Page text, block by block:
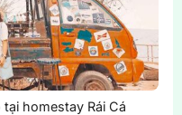
homestay Rái Cá